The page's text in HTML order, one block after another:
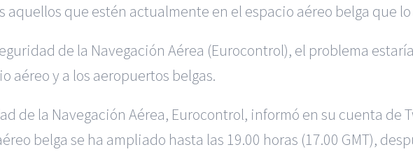
que estén actualmente en el espacio aéreo belga que
de la Navegación Aérea (Eurocontrol), el problema
aéreo y a los aeropuertos belgas.
de la Navegación Aérea, Eurocontrol, informó en su cuenta de
belga se ha ampliado hasta las 19.00 horas (17.00 GMT),